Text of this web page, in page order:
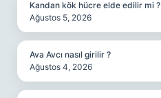
Kandan kök hücre elde edilir mi ?
Ağustos 5, 2026
Ava Avcı nasıl girilir ?
Ağustos 4, 2026